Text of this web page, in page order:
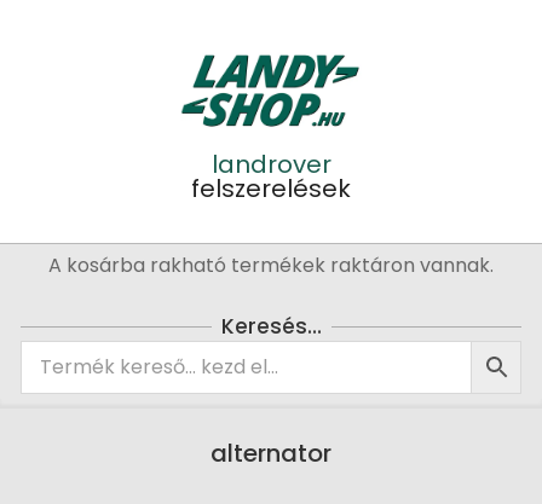
landrover
felszerelések
PrimaryA kosárba rakható termékek raktáron vannak.
Keresés…
alternator